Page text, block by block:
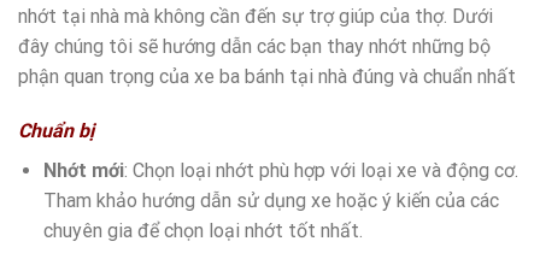
nhớt tại nhà mà không cần đến sự trợ giúp của thợ. Dưới
đây chúng tôi sẽ hướng dẫn các bạn thay nhớt những bộ
phận quan trọng của xe ba bánh tại nhà đúng và chuẩn nhất
Chuẩn bị
Nhớt mới: Chọn loại nhớt phù hợp với loại xe và động cơ.
Tham khảo hướng dẫn sử dụng xe hoặc ý kiến của các
chuyên gia để chọn loại nhớt tốt nhất.